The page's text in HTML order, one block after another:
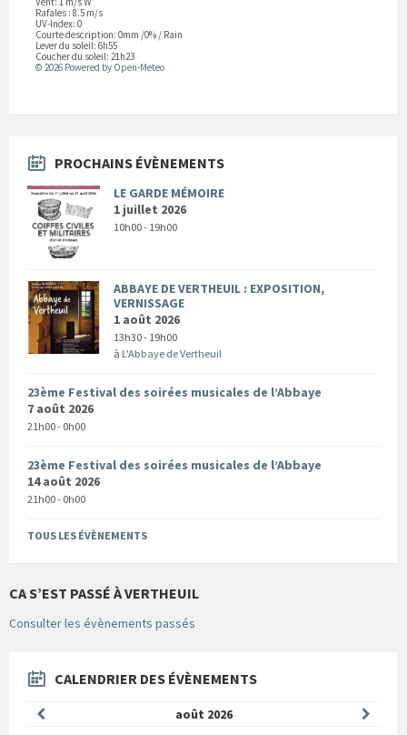
Rafales : 8.5 m/s
UV-Index: 0
Courte description: 0mm /0% / Rain
Lever du soleil: 6h55
Coucher du soleil: 21h23
© 2026 Powered by Open-Meteo
PROCHAINS ÉVÈNEMENTS
LE GARDE MÉMOIRE
1 juillet 2026
10h00 - 19h00
ABBAYE DE VERTHEUIL : EXPOSITION,
VERNISSAGE
1 août 2026
13h30 - 19h00
à L'Abbaye de Vertheuil
23ème Festival des soirées musicales de l’Abbaye
7 août 2026
21h00 - 0h00
23ème Festival des soirées musicales de l’Abbaye
14 août 2026
21h00 - 0h00
TOUS LES ÉVÈNEMENTS
CA S’EST PASSÉ À VERTHEUIL
Consulter les évènements passés
CALENDRIER DES ÉVÈNEMENTS
août 2026